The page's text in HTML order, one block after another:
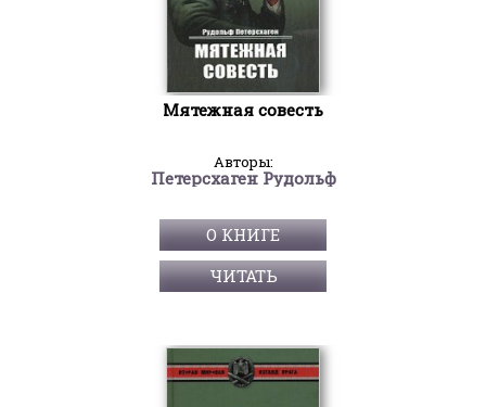
Мятежная совесть
Авторы:
Петерсхаген Рудольф
О КНИГЕ
ЧИТАТЬ